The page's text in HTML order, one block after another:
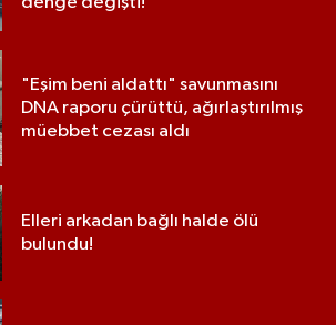
"Eşim beni aldattı" savunmasını
DNA raporu çürüttü, ağırlaştırılmış
müebbet cezası aldı
Elleri arkadan bağlı halde ölü
bulundu!